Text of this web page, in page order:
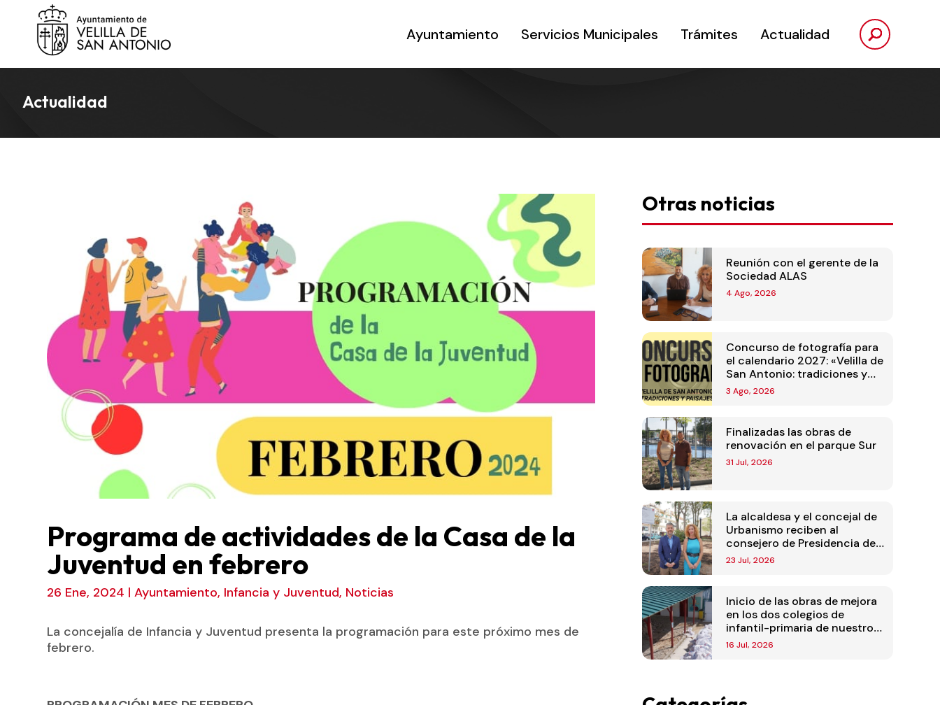
Ayuntamiento Servicios Municipales Trámites Actualidad
Actualidad
Programa de actividades de la Casa de la
Juventud en febrero
26 Ene, 2024 |Ayuntamiento, Infancia y Juventud, Noticias
La concejalía de Infancia y Juventud presenta la programación para este próximo mes de
febrero.
Otras noticias
Reunión con el gerente de la
Sociedad ALAS
4 Ago, 2026
Concurso de fotografía para
el calendario 2027: «Velilla de
San Antonio: tradiciones y
paisajes»
3 Ago, 2026
Finalizadas las obras de
renovación en el parque Sur
31 Jul, 2026
La alcaldesa y el concejal de
Urbanismo reciben al
consejero de Presidencia de
la Comunidad de Madrid
23 Jul, 2026
Inicio de las obras de mejora
en los dos colegios de
infantil-primaria de nuestro
municipio
16 Jul, 2026